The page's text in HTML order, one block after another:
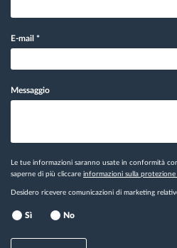
E-mail *
Messaggio
Le tue informazioni saranno usate in conformità
saperne di più cliccare informazioni sulla protezione
Desidero ricevere comunicazioni di marketing
Sì No